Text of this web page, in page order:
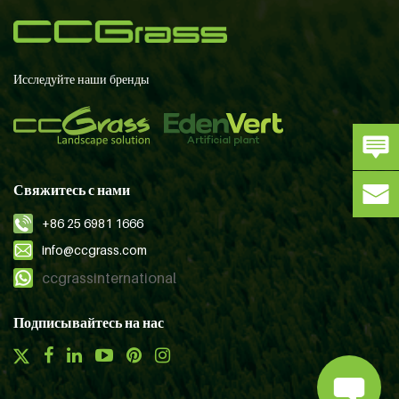
Исследуйте наши бренды
Свяжитесь с нами
+86 25 6981 1666
info@ccgrass.com
ccgrassinternational
Подписывайтесь на нас